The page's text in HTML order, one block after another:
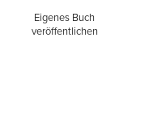
Eigenes Buch
veröffentlichen